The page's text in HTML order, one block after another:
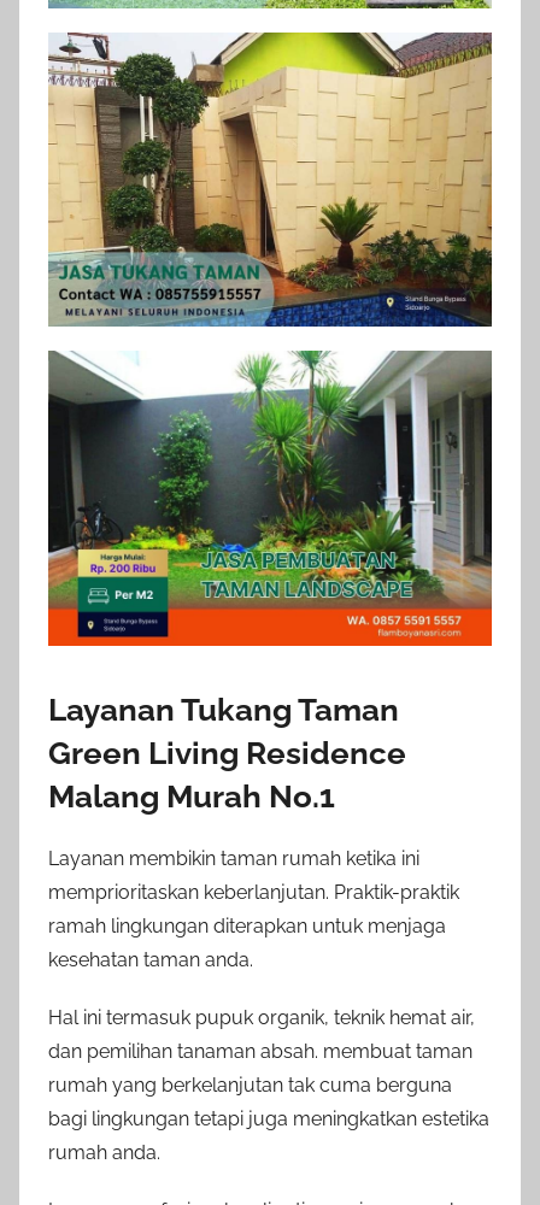
Layanan Tukang Taman
Green Living Residence
Malang Murah No.1
Layanan membikin taman rumah ketika ini
memprioritaskan keberlanjutan. Praktik-praktik
ramah lingkungan diterapkan untuk menjaga
kesehatan taman anda.
Hal ini termasuk pupuk organik, teknik hemat air,
dan pemilihan tanaman absah. membuat taman
rumah yang berkelanjutan tak cuma berguna
bagi lingkungan tetapi juga meningkatkan estetika
rumah anda.